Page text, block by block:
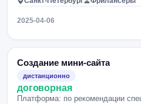
2025-04-06
Создание мини-сайта
дистанционно
договорная
Платформа: по рекомендации